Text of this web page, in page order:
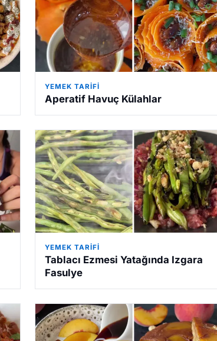
YEMEK TARIFI
Aperatif Havuç Külahlar
YEMEK TARIFI
Tablacı Ezmesi Yatağında Izgara
Fasulye